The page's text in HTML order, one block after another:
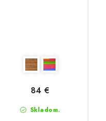
Skladom.
84 €